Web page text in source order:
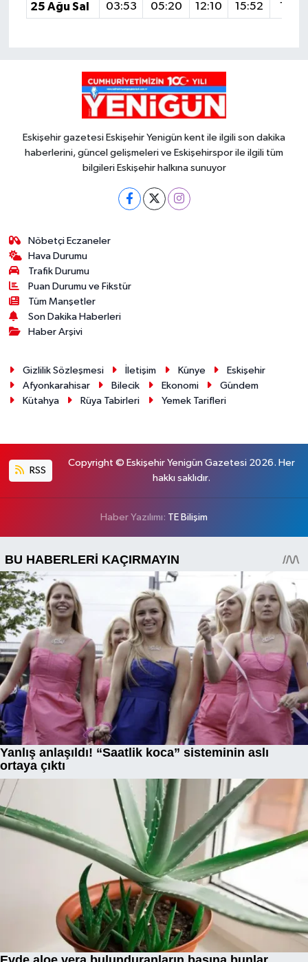
25 Ağu Sal 03:53 05:20 12:10 15:52 18:50
Eskişehir gazetesi Eskişehir Yenigün kent ile ilgili son dakika
haberlerini, güncel gelişmeleri ve Eskişehirspor ile ilgili tüm
bilgileri Eskişehir halkına sunuyor
Nöbetçi Eczaneler
Hava Durumu
Trafik Durumu
Puan Durumu ve Fikstür
Tüm Manşetler
Son Dakika Haberleri
Haber Arşivi
Gizlilik Sözleşmesi İletişim Künye
Eskişehir
Afyonkarahisar
Bilecik Ekonomi
Gündem
Kütahya
Rüya Tabirleri Yemek Tarifleri
RSS
Copyright © Eskişehir Yenigün Gazetesi 2026. Her
hakkı saklıdır.
Haber Yazılımı: TE Bilişim